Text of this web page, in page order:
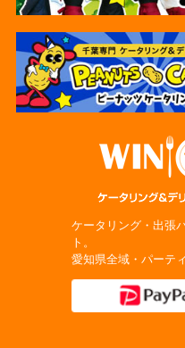
ケータリング・出張
ト。
愛知県全域・パーテ